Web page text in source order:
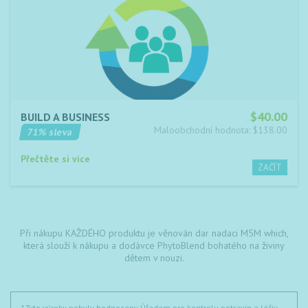
$40.00
BUILD A BUSINESS
Maloobchodní hodnota: $138.00
71% sleva
Přečtěte si více
Při nákupu KAŽDÉHO produktu je věnován dar nadaci M5M which,
která slouží k nákupu a dodávce PhytoBlend bohatého na živiny
dětem v nouzi.